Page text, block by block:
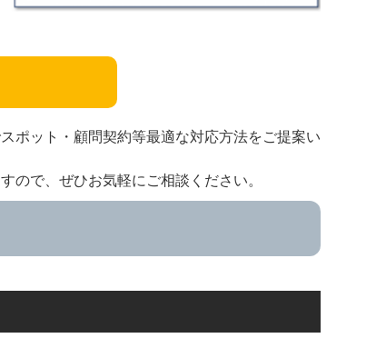
ポット・顧問契約等最適な対応方法をご提案い
ので、ぜひお気軽にご相談ください。